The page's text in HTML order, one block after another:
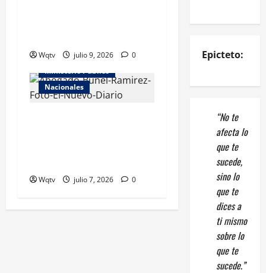
Wqtv julio 9, 2026 0
Homicidios
MInisterio Publico
Nacionales
Wqtv julio 7, 2026 0
Epicteto:
“No te
afecta lo
que te
sucede,
sino lo
que te
dices a
ti mismo
sobre lo
que te
sucede.”